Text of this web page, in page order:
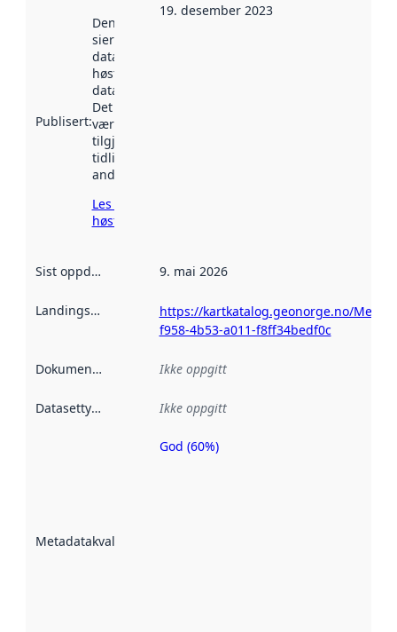
Publisert:
Denne datoen
sier når
datasettet ble
høstet av
data.norge.no.
Det kan ha
vært
tilgjengelig
tidligere
andre steder.
Les mer om
høsting her
19. desember 2023
Sist oppdatert 9. mai 2026
Landingsside
https://kartkatalog.geonorge.no/
f958-4b53-a011-f8ff34bedf0c
Dokumentasjon Ikke oppgitt
Datasettype Ikke oppgitt
Metadatakvalitet
Metadatakvalitet
God (60%)